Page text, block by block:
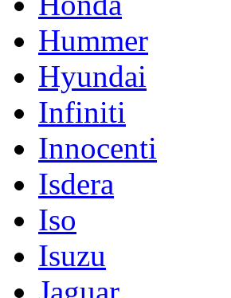
Hummer
Hyundai
Infiniti
Innocenti
Isdera
Iso
Isuzu
Jaguar